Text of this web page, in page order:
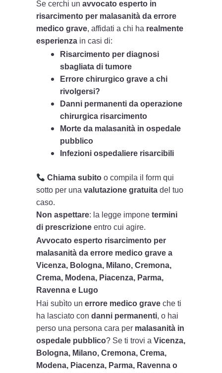
Se cerchi unavvocato esperto in
risarcimento per malasanità da errore
medico grave, affidati a chi ha realmente
esperienza in casi di:
Risarcimento per diagnosi
sbagliata di tumore
Errore chirurgico grave a chi
rivolgersi?
Danni permanenti da operazione
chirurgica risarcimento
Morte da malasanità in ospedale
pubblico
Infezioni ospedaliere risarcibili
Chiama subito o compila il form qui
sotto per unavalutazione gratuita del tuo
caso.
Non aspettare: la legge imponetermini
di prescrizione entro cui agire.
Avvocato esperto risarcimento per
malasanità da errore medico grave a
Vicenza, Bologna, Milano, Cremona,
Crema, Modena, Piacenza, Parma,
Ravenna e Lugo
Hai subìto unerrore medico grave che ti
ha lasciato condanni permanenti, o hai
perso una persona cara per malasanità in
ospedale pubblico? Se ti trovi aVicenza,
Bologna, Milano, Cremona, Crema,
Modena, Piacenza, Parma, Ravenna o